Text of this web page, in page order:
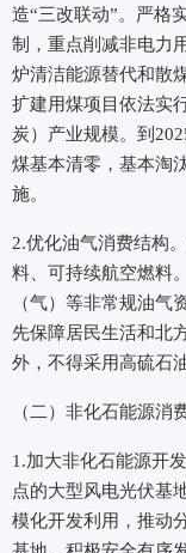
造“三改联动”。严格
制，重点削减非电力
炉清洁能源替代和散
扩建用煤项目依法实
炭）产业规模。到
煤基本清零，基本淘
施。
2.优化油气消费结构
料、可持续航空燃料
（气）等非常规油气
先保障居民生活和北
外，不得采用高硫石
（二）非化石能源消
1.加大非化石能源开
点的大型风电光伏基
模化开发利用，推动